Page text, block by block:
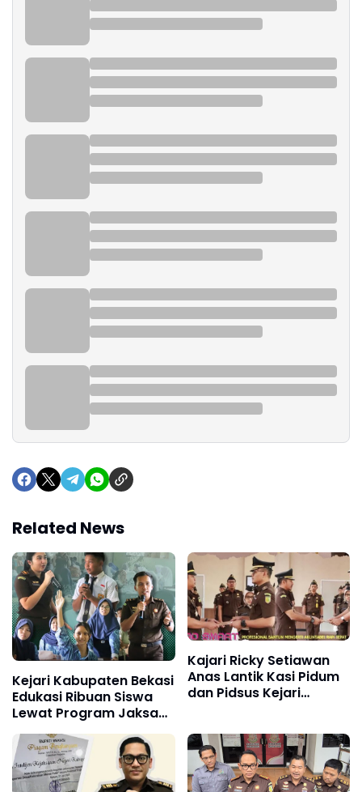
Related News
Kejari Kabupaten Bekasi
Edukasi Ribuan Siswa
Lewat Program Jaksa
Masuk Sekolah
Kajari Ricky Setiawan
Anas Lantik Kasi Pidum
dan Pidsus Kejari